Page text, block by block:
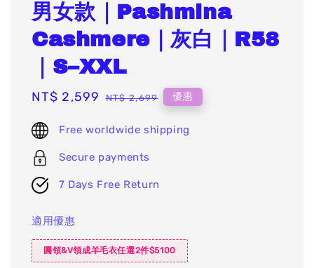
男女款｜Pashmina
Cashmere｜灰白｜R58
｜S–XXL
Sale
NT$ 2,599 Regular
NT$ 2,699 優惠
Free worldwide shipping
Secure payments
7 Days Free Return
適用優惠
圓領&V領成羊毛衣任選2件$5100